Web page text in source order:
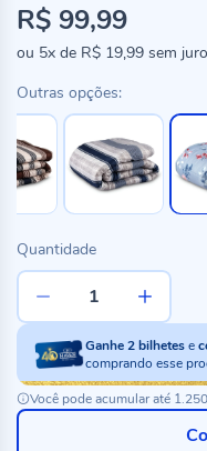
Preço
especial
R$ 99,99
ou 5x de R$ 19,99 sem
Outras opções:
Quantidade
Ganhe2bilhetese
comprando esse
Você pode acumular até